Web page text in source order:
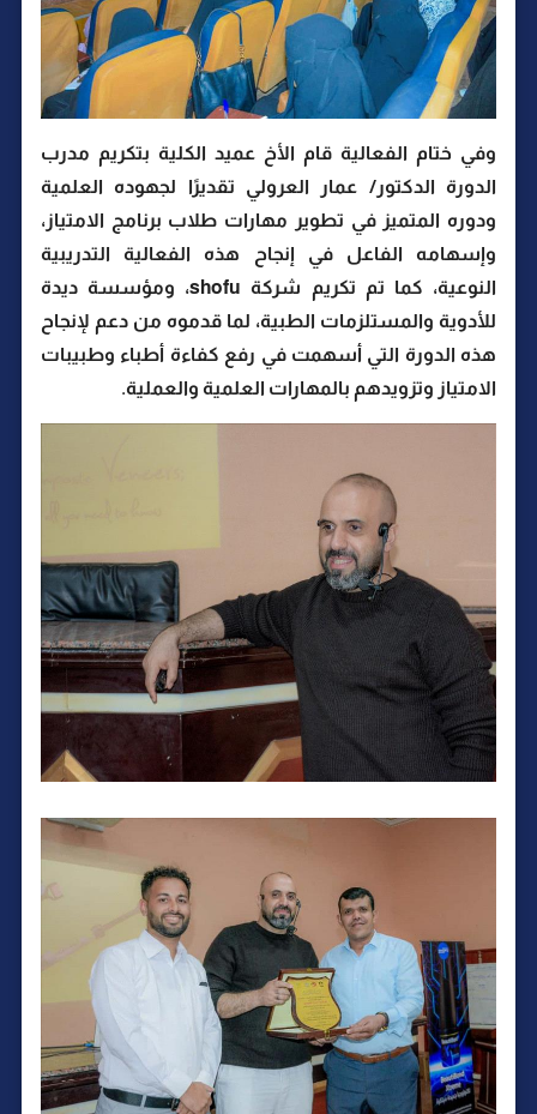
وفي ختام الفعالية قام الأخ عميد الكلية بتكريم مدرب
الدورة الدكتور/ عمار العرولي تقديرًا لجهوده العلمية
ودوره المتميز في تطوير مهارات طلاب برنامج الامتياز،
وإسهامه الفاعل في إنجاح هذه الفعالية التدريبية
النوعية، كما تم تكريم شركة shofu، ومؤسسة ديدة
للأدوية والمستلزمات الطبية، لما قدموه من دعم لإنجاح
هذه الدورة التي أسهمت في رفع كفاءة أطباء وطبيبات
الامتياز وتزويدهم بالمهارات العلمية والعملية.